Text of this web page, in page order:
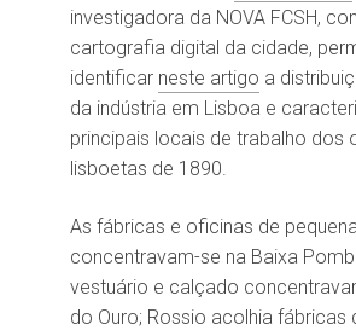
investigadora da NOVA FCSH,
cartografia digital da cidade,
identificar neste artigo a
da indústria em Lisboa e
principais locais de trabalho dos
lisboetas de 1890.
As fábricas e oficinas de
concentravam-se na Baixa
vestuário e calçado
do Ouro; Rossio acolhia fábricas